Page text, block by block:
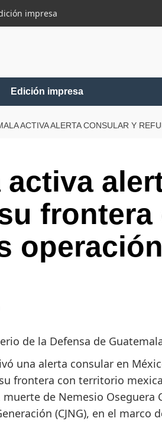
impresa
Edición impresa
ACTIVA ALERTA CONSULAR Y
activa
frontera
de la Defensa de
una alerta consular en
frontera con territorio
de Nemesio Oseguera
(CJNG), en el